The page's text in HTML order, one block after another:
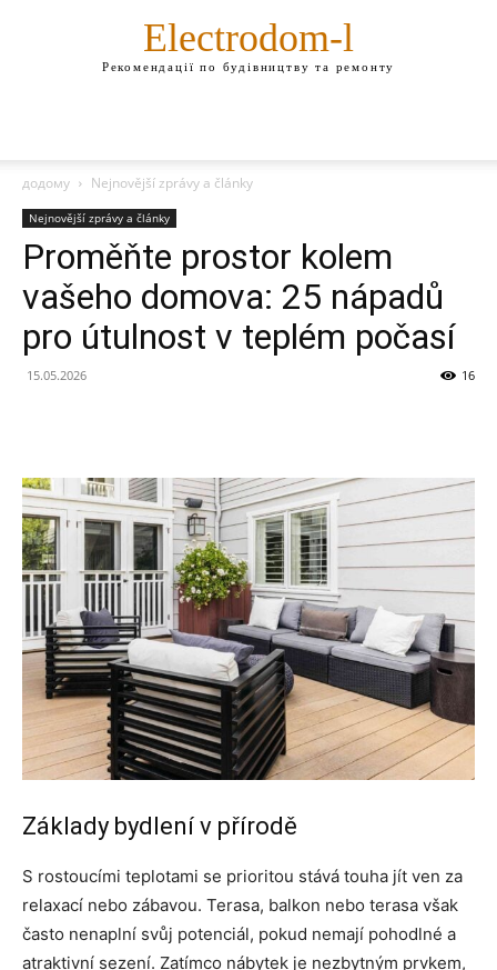
Electrodom-l
Рекомендації по будівництву та ремонту
додому Nejnovější zprávy a články
Nejnovější zprávy a články
Proměňte prostor kolem
vašeho domova: 25 nápadů
pro útulnost v teplém počasí
15.05.2026 16
Základy bydlení v přírodě
S rostoucími teplotami se prioritou stává touha jít ven za
relaxací nebo zábavou. Terasa, balkon nebo terasa však
často nenaplní svůj potenciál, pokud nemají pohodlné a
atraktivní sezení. Zatímco nábytek je nezbytným prvkem,